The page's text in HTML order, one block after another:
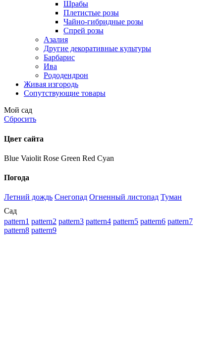
Шрабы
Плетистые розы
Чайно-гибридные розы
Спрей розы
Азалия
Другие декоративные культуры
Барбарис
Ива
Рододендрон
Живая изгородь
Сопутствующие товары
Мой сад
Сбросить
Цвет сайта
Blue Vaiolit Rose Green Red Cyan
Погода
Летний дождь Снегопад Огненный листопад Туман
Сад
pattern1 pattern2 pattern3 pattern4 pattern5 pattern6 pattern7
pattern8 pattern9